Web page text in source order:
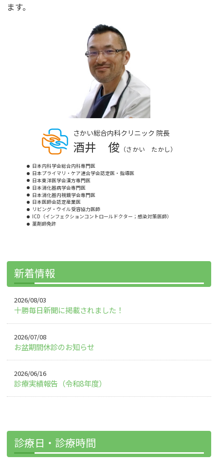
ます。
さかい総合内科クリニック 院長
酒井 俊 （さかい たかし）
日本内科学会総合内科専門医
日本プライマリ・ケア連合学会認定医・指導医
日本東洋医学会漢方専門医
日本消化器病学会専門医
日本消化器内視鏡学会専門医
日本医師会認定産業医
リビング・ウイル受容協力医師
ICD （インフェクションコントロールドクター；感染対策医師）
薬剤師免許
新着情報
2026/08/03
十勝毎日新聞に掲載されました！
2026/07/08
お盆期間休診のお知らせ
2026/06/16
診療実績報告（令和8年度）
診療日・診療時間